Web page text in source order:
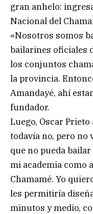
gran anhelo:
Nacional del
«Nosotros somos
bailarines oficiales
los conjuntos
la provincia.
Amandayé, ahí
fundador.
Luego, Oscar
todavía no, pero no
que no pueda
mi academia como
Chamamé. Yo
les permitiría
minutos y medio,